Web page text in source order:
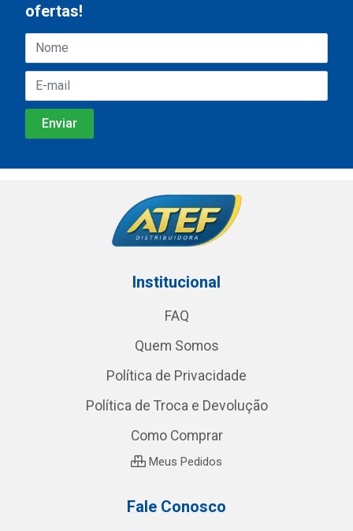
ofertas!
Institucional
FAQ
Quem Somos
Política de Privacidade
Política de Troca e Devolução
Como Comprar
Meus Pedidos
Fale Conosco